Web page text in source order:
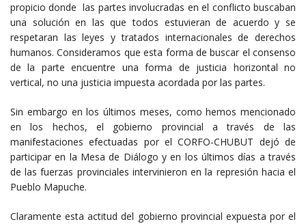
propicio donde las partes involucradas en el conflicto buscaban
una solución en las que todos estuvieran de acuerdo y se
respetaran las leyes y tratados internacionales de derechos
humanos. Consideramos que esta forma de buscar el consenso
de la parte encuentre una forma de justicia horizontal no
vertical, no una justicia impuesta acordada por las partes.
Sin embargo en los últimos meses, como hemos mencionado
en los hechos, el gobierno provincial a través de las
manifestaciones efectuadas por el CORFO-CHUBUT dejó de
participar en la Mesa de Diálogo y en los últimos días a través
de las fuerzas provinciales intervinieron en la represión hacia el
Pueblo Mapuche.
Claramente esta actitud del gobierno provincial expuesta por el